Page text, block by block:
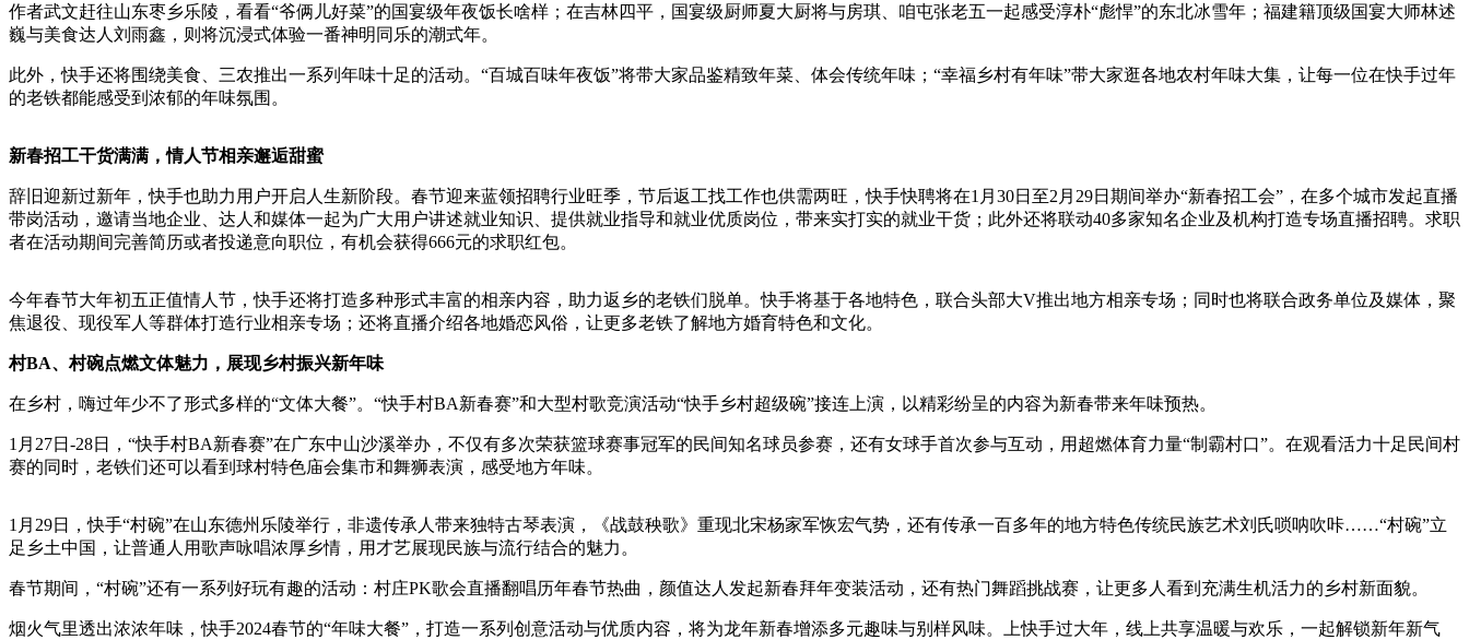
作者武文赶往山东枣乡乐陵，看看“爷俩儿好菜”的国宴级年夜饭长啥样；在吉林四平，国宴级厨师夏大厨将与房琪、咱屯张老五一起感受淳朴“彪悍”的东北冰雪年；福建籍顶级国宴大师林述
巍与美食达人刘雨鑫，则将沉浸式体验一番神明同乐的潮式年。
此外，快手还将围绕美食、三农推出一系列年味十足的活动。“百城百味年夜饭”将带大家品鉴精致年菜、体会传统年味；“幸福乡村有年味”带大家逛各地农村年味大集，让每一位在快手过年
的老铁都能感受到浓郁的年味氛围。
新春招工干货满满，情人节相亲邂逅甜蜜
辞旧迎新过新年，快手也助力用户开启人生新阶段。春节迎来蓝领招聘行业旺季，节后返工找工作也供需两旺，快手快聘将在1月30日至2月29日期间举办“新春招工会”，在多个城市发起直播
带岗活动，邀请当地企业、达人和媒体一起为广大用户讲述就业知识、提供就业指导和就业优质岗位，带来实打实的就业干货；此外还将联动40多家知名企业及机构打造专场直播招聘。求职
者在活动期间完善简历或者投递意向职位，有机会获得666元的求职红包。
今年春节大年初五正值情人节，快手还将打造多种形式丰富的相亲内容，助力返乡的老铁们脱单。快手将基于各地特色，联合头部大V推出地方相亲专场；同时也将联合政务单位及媒体，聚
焦退役、现役军人等群体打造行业相亲专场；还将直播介绍各地婚恋风俗，让更多老铁了解地方婚育特色和文化。
村BA、村碗点燃文体魅力，展现乡村振兴新年味
在乡村，嗨过年少不了形式多样的“文体大餐”。“快手村BA新春赛”和大型村歌竞演活动“快手乡村超级碗”接连上演，以精彩纷呈的内容为新春带来年味预热。
1月27日-28日，“快手村BA新春赛”在广东中山沙溪举办，不仅有多次荣获篮球赛事冠军的民间知名球员参赛，还有女球手首次参与互动，用超燃体育力量“制霸村口”。在观看活力十足民间村
赛的同时，老铁们还可以看到球村特色庙会集市和舞狮表演，感受地方年味。
1月29日，快手“村碗”在山东德州乐陵举行，非遗传承人带来独特古琴表演，《战鼓秧歌》重现北宋杨家军恢宏气势，还有传承一百多年的地方特色传统民族艺术刘氏唢呐吹咔……“村碗”立
足乡土中国，让普通人用歌声咏唱浓厚乡情，用才艺展现民族与流行结合的魅力。
春节期间，“村碗”还有一系列好玩有趣的活动：村庄PK歌会直播翻唱历年春节热曲，颜值达人发起新春拜年变装活动，还有热门舞蹈挑战赛，让更多人看到充满生机活力的乡村新面貌。
烟火气里透出浓浓年味，快手2024春节的“年味大餐”，打造一系列创意活动与优质内容，将为龙年新春增添多元趣味与别样风味。上快手过大年，线上共享温暖与欢乐，一起解锁新年新气